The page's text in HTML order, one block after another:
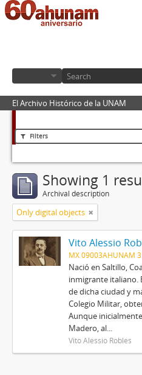
El Archivo Histórico de la UNAM
Filters
Showing 1
Archival description
Only digital objects
Vito Alessio
MX 09003AHUNAM
Nació en Saltillo,
inmigrante italiano.
de dicha ciudad y
Colegio Militar,
Aunque
Madero, al...
Vito Alessio Robles